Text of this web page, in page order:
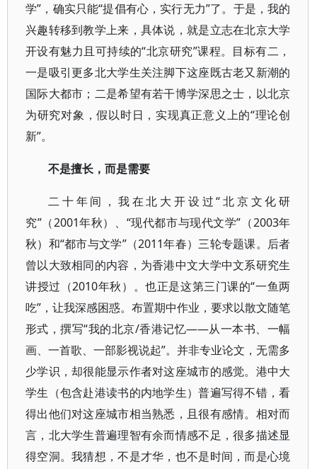
学”，确实只能“提倡有心，实行无力”了。于是，我的
兴趣转移到教学上来，具体说，就是立志在北京大学
开设有魅力且可持续的“北京研究”课程。目标有二，
一是吸引更多北大学生关注脚下这座既古老又新潮的
国际大都市；二是希望有若干博学深思之士，以北京
为研究对象，假以时日，实现真正意义上的“理论创
新”。
不是擅长，而是需要
二十年间，我在北大开设过“北京文化研
究”（2001年秋）、“现代都市与现代文学”（2003年
秋）和“都市与文学”（2011年春）三轮专题课。后者
曾以大致相同的内容，为香港中文大学中文系研究生
讲授过（2010年秋）。也正是这第三门课的“一鱼两
吃”，让我深感困惑。布置期中作业，要求以散文随笔
形式，撰写“我的北京/香港记忆——从一本书、一幅
画、一首歌、一部影视说起”。并非专业论文，无需多
少学识，却很能显示作者对这座城市的感觉。港中大
学生（包含赴港读书的内地学生）普遍写得不错，看
得出他们对这座城市相当熟悉，且很有感情。相对而
言，北大学生普遍理智有余而情感不足，很多描述显
得空洞。我猜想，不是才华，也不是时间，而是心境